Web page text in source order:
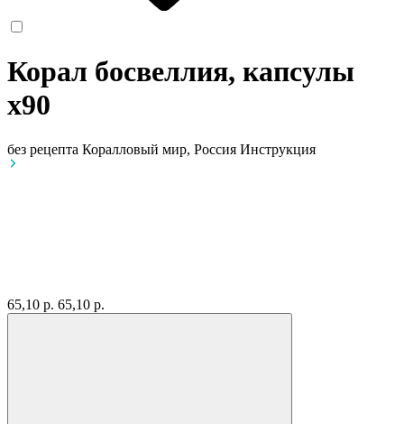
Корал босвеллия, капсулы
x90
без рецепта Коралловый мир, Россия Инструкция
65,10 р. 65,10 р.